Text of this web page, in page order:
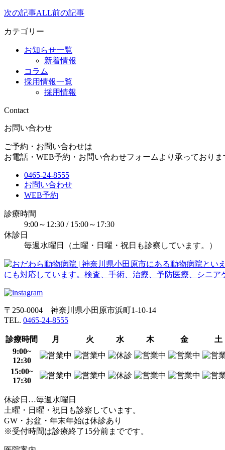
次の記事ALL前の記事
カテゴリー
お知らせ一覧
新着情報
コラム
採用情報一覧
採用情報
Contact
お問い合わせ
ご予約・お問い合わせは
お電話・WEB予約・お問い合わせフォームより承っておりま
0465-24-8555
お問い合わせ
WEB予約
診療時間
9:00～12:30 / 15:00～17:30
休診日
毎週水曜日（土曜・日曜・祝日も診察しています。）
〒250-0004 神奈川県小田原市浜町1-10-14
TEL. 0465-24-8555
診療時間 月 火 水 木 金
土
9:00~
12:30
15:00~
17:30
休診日…毎週水曜日
土曜・日曜・祝日も診察しています。
GW・お盆・年末年始は休診あり
※受付時間は診療終了15分前までです。